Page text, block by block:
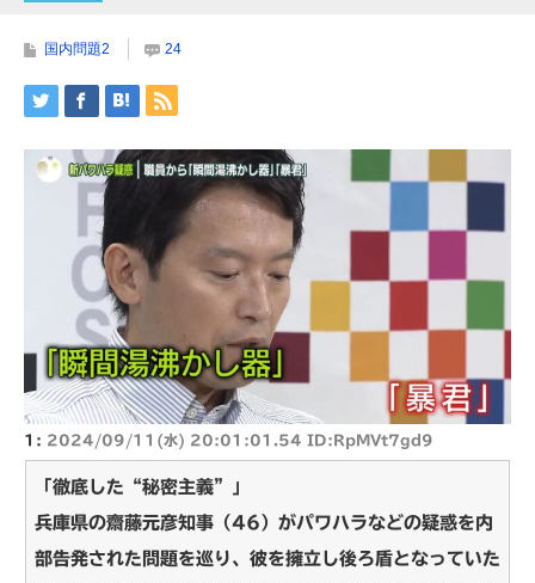
国内問題2 24
1: 2024/09/11(水) 20:01:01.54 ID:RpMVt7gd9
「徹底した“秘密主義”」
兵庫県の齋藤元彦知事（46）がパワハラなどの疑惑を内
部告発された問題を巡り、彼を擁立し後ろ盾となっていた